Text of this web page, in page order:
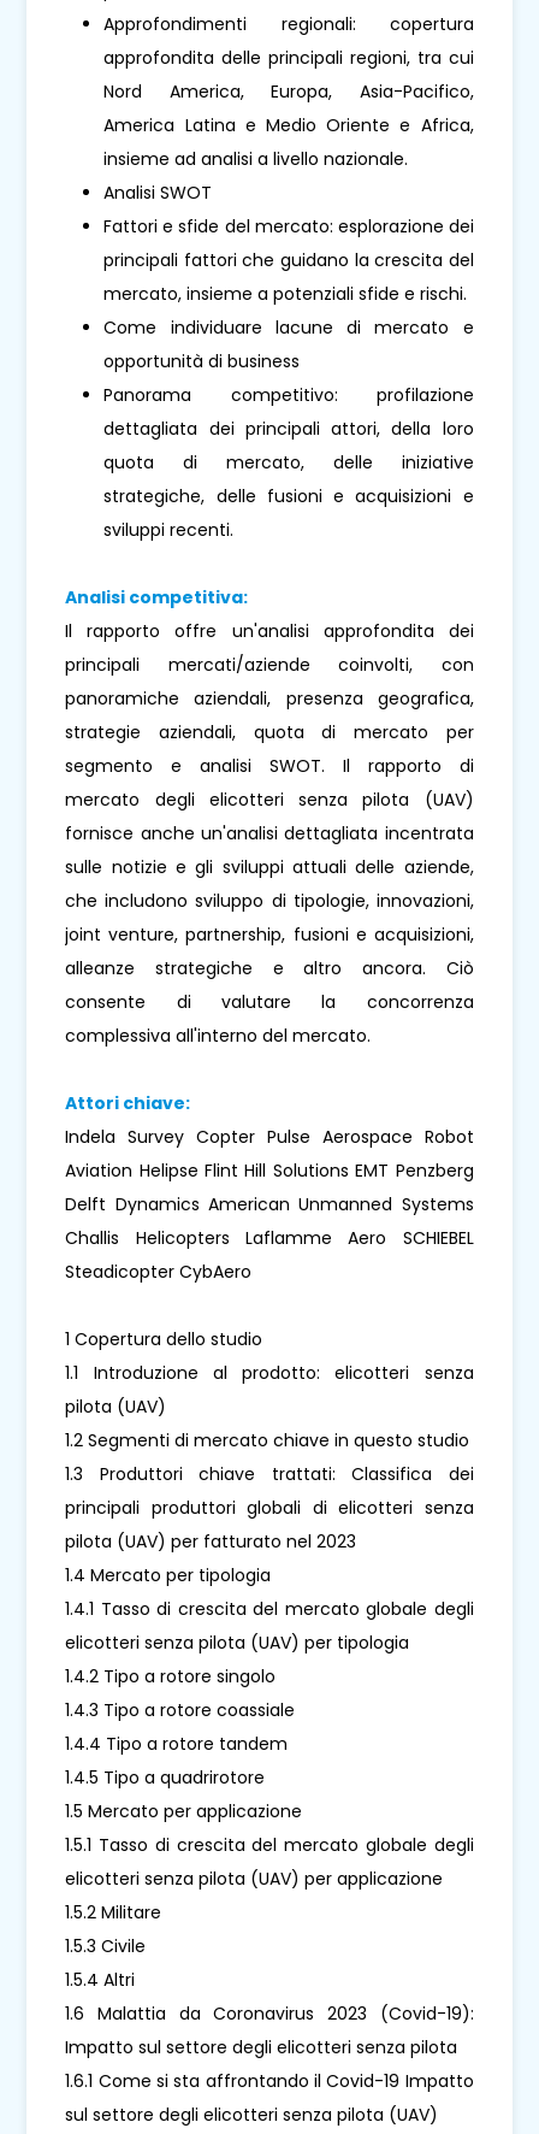
Approfondimenti regionali: copertura
approfondita delle principali regioni, tra cui
Nord America, Europa, Asia-Pacifico,
America Latina e Medio Oriente e Africa,
insieme ad analisi a livello nazionale.
Analisi SWOT
Fattori e sfide del mercato: esplorazione dei
principali fattori che guidano la crescita del
mercato, insieme a potenziali sfide e rischi.
Come individuare lacune di mercato e
opportunità di business
Panorama competitivo: profilazione
dettagliata dei principali attori, della loro
quota di mercato, delle iniziative
strategiche, delle fusioni e acquisizioni e
sviluppi recenti.
Analisi competitiva:
Il rapporto offre un'analisi approfondita dei
principali mercati/aziende coinvolti, con
panoramiche aziendali, presenza geografica,
strategie aziendali, quota di mercato per
segmento e analisi SWOT. Il rapporto di
mercato degli elicotteri senza pilota (UAV)
fornisce anche un'analisi dettagliata incentrata
sulle notizie e gli sviluppi attuali delle aziende,
che includono sviluppo di tipologie, innovazioni,
joint venture, partnership, fusioni e acquisizioni,
alleanze strategiche e altro ancora. Ciò
consente di valutare la concorrenza
complessiva all'interno del mercato.
Attori chiave:
Indela Survey Copter Pulse Aerospace Robot
Aviation Helipse Flint Hill Solutions EMT Penzberg
Delft Dynamics American Unmanned Systems
Challis Helicopters Laflamme Aero SCHIEBEL
Steadicopter CybAero
1 Copertura dello studio
1.1 Introduzione al prodotto: elicotteri senza
pilota (UAV)
1.2 Segmenti di mercato chiave in questo studio
1.3 Produttori chiave trattati: Classifica dei
principali produttori globali di elicotteri senza
pilota (UAV) per fatturato nel 2023
1.4 Mercato per tipologia
1.4.1 Tasso di crescita del mercato globale degli
elicotteri senza pilota (UAV) per tipologia
1.4.2 Tipo a rotore singolo
1.4.3 Tipo a rotore coassiale
1.4.4 Tipo a rotore tandem
1.4.5 Tipo a quadrirotore
1.5 Mercato per applicazione
1.5.1 Tasso di crescita del mercato globale degli
elicotteri senza pilota (UAV) per applicazione
1.5.2 Militare
1.5.3 Civile
1.5.4 Altri
1.6 Malattia da Coronavirus 2023 (Covid-19):
Impatto sul settore degli elicotteri senza pilota
1.6.1 Come si sta affrontando il Covid-19 Impatto
sul settore degli elicotteri senza pilota (UAV)